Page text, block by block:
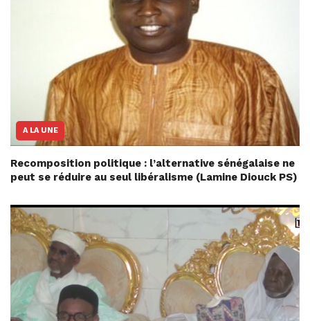
A LA UNE
Recomposition politique : l’alternative sénégalaise ne
peut se réduire au seul libéralisme (Lamine Diouck PS)